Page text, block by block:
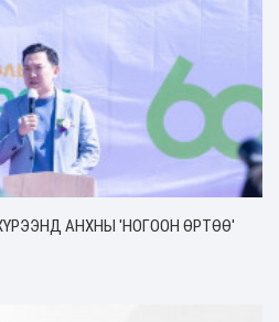
АНХНЫ 'НОГООН ӨРТӨӨ'